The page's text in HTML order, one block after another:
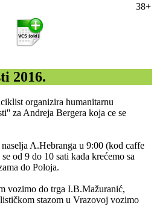
38+
2016.
organizira humanitarnu
za Andreja Bergera koja ce se
A.Hebranga u 9:00 (kod caffe
od 9 do 10 sati kada krećemo sa
do Poloja.
vozimo do trga I.B.Mažuranić,
stazom u Vrazovoj vozimo